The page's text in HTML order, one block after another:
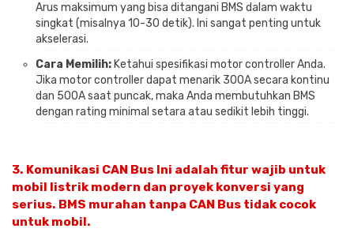
Arus maksimum yang bisa ditangani BMS dalam waktu
singkat (misalnya 10-30 detik). Ini sangat penting untuk
akselerasi.
Cara Memilih: Ketahui spesifikasi motor controller Anda.
Jika motor controller dapat menarik 300A secara kontinu
dan 500A saat puncak, maka Anda membutuhkan BMS
dengan rating minimal setara atau sedikit lebih tinggi.
3. Komunikasi CAN Bus Ini adalah fitur wajib untuk
mobil listrik modern dan proyek konversi yang
serius. BMS murahan tanpa CAN Bus tidak cocok
untuk mobil.